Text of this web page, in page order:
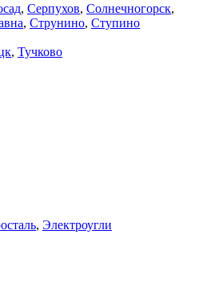
, Серпухов, Солнечногорск,
, Струнино, Ступино
, Тучково
, Электроугли